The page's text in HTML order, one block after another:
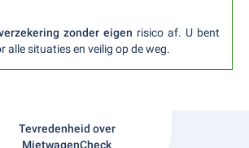
zonder eigen risico af. U bent
alle situaties en veilig op de weg.
Tevredenheid over
MietwagenCheck